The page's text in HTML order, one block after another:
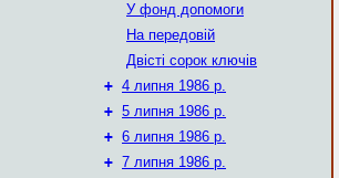
У фонд допомоги
На передовій
Двісті сорок ключів
+ 4 липня 1986 р.
+ 5 липня 1986 р.
+ 6 липня 1986 р.
+ 7 липня 1986 р.